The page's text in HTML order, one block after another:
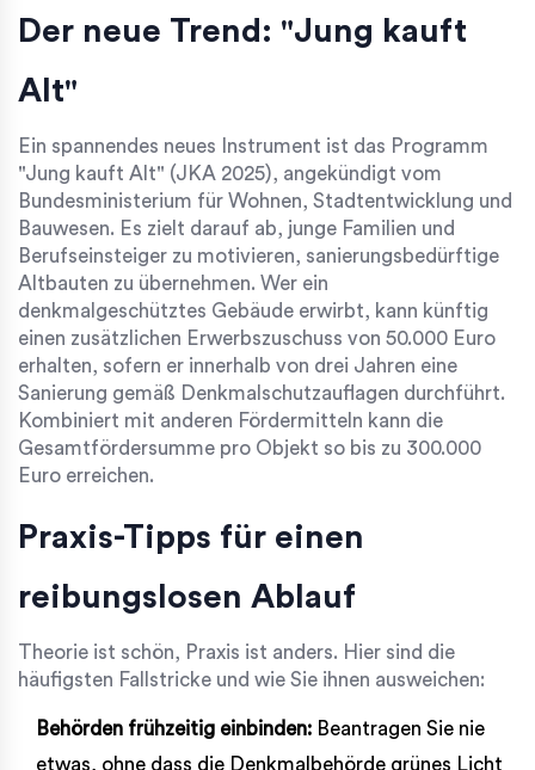
Der neue Trend: "Jung kauft
Alt"
Ein spannendes neues Instrument ist das Programm
"Jung kauft Alt" (JKA 2025), angekündigt vom
Bundesministerium für Wohnen, Stadtentwicklung und
Bauwesen. Es zielt darauf ab, junge Familien und
Berufseinsteiger zu motivieren, sanierungsbedürftige
Altbauten zu übernehmen. Wer ein
denkmalgeschütztes Gebäude erwirbt, kann künftig
einen zusätzlichen Erwerbszuschuss von 50.000 Euro
erhalten, sofern er innerhalb von drei Jahren eine
Sanierung gemäß Denkmalschutzauflagen durchführt.
Kombiniert mit anderen Fördermitteln kann die
Gesamtfördersumme pro Objekt so bis zu 300.000
Euro erreichen.
Praxis-Tipps für einen
reibungslosen Ablauf
Theorie ist schön, Praxis ist anders. Hier sind die
häufigsten Fallstricke und wie Sie ihnen ausweichen:
Behörden frühzeitig einbinden: Beantragen Sie nie
etwas, ohne dass die Denkmalbehörde grünes Licht